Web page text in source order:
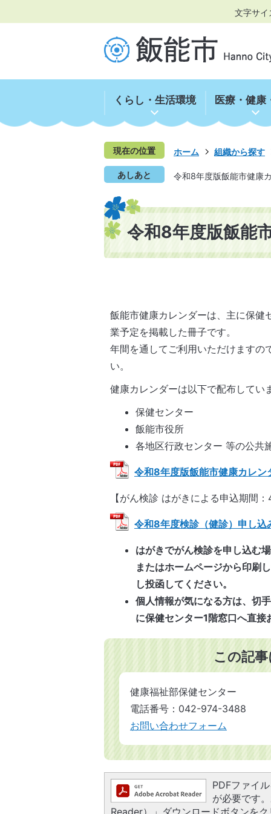
文字サイ
くらし・生活環境 医療・健康
現在の位置 ホーム 組織から探す
あしあと 令和8年度版飯能市健康
令和8年度版飯能
飯能市健康カレンダーは、主に保健
業予定を掲載した冊子です。
年間を通してご利用いただけますの
い。
健康カレンダーは以下で配布してい
保健センター
飯能市役所
各地区行政センター 等の公共
令和8年度版飯能市健康カレ
【がん検診 はがきによる申込期間
令和8年度検診（健診）申し
はがきでがん検診を申し込む
またはホームページから印刷
し投函してください。
個人情報が気になる方は、切
に保健センター1階窓口へ直接
この記
健康福祉部保健センター
電話番号：042-974-3488
お問い合わせフォーム
PDFファイ
が必要です
Reader）」ダウンロードボタンを